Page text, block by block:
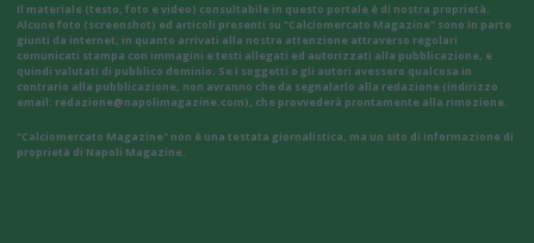
Il materiale (testo, foto e video) consultabile in questo portale è di nostra proprietà.
Alcune foto (screenshot) ed articoli presenti su "Calciomercato Magazine" sono in parte
giunti da internet, in quanto arrivati alla nostra attenzione attraverso regolari
comunicati stampa con immagini e testi allegati ed autorizzati alla pubblicazione, e
quindi valutati di pubblico dominio. Se i soggetti o gli autori avessero qualcosa in
contrario alla pubblicazione, non avranno che da segnalarlo alla redazione (indirizzo
email: redazione@napolimagazine.com), che provvederà prontamente alla rimozione.
"Calciomercato Magazine" non è una testata giornalistica, ma un sito di informazione di
proprietà di Napoli Magazine.